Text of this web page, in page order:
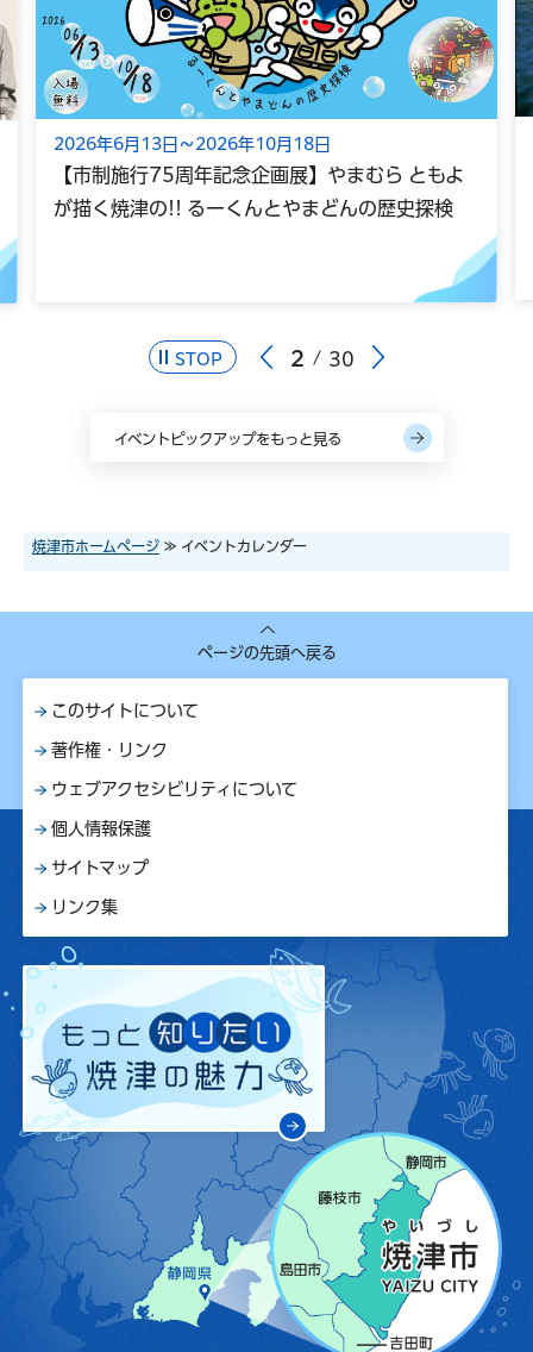
STOP 2 30
2026年6月13日～2026年10月18日
【市制施行75周年記念企画展】やまむら ともよ
が描く焼津の!! るーくんとやまどんの歴史探検
イベントピックアップをもっと見る
焼津市ホームページ ≫ イベントカレンダー
ページの先頭へ戻る
このサイトについて
著作権・リンク
ウェブアクセシビリティについて
個人情報保護
サイトマップ
リンク集